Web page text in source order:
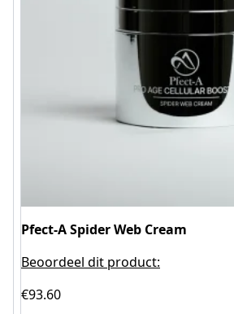
Pfect-A Spider Web Cream
Beoordeel dit product:
€93.60